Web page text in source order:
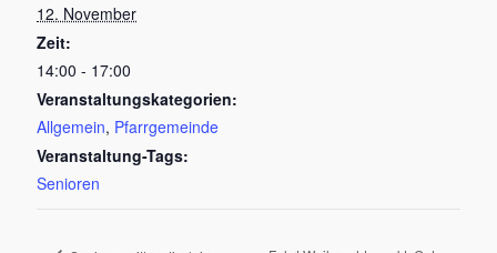
12. November
Zeit:
14:00 - 17:00
Veranstaltungskategorien:
Allgemein, Pfarrgemeinde
Veranstaltung-Tags:
Senioren